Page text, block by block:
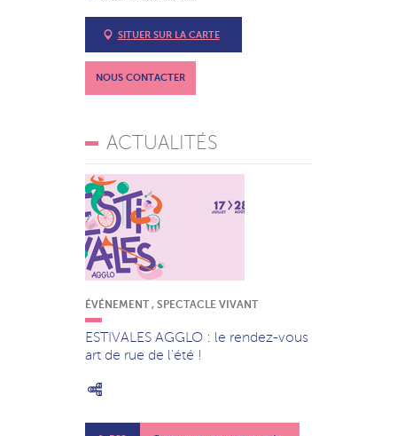
SITUER SUR LA CARTE
NOUS CONTACTER
ACTUALITÉS
ÉVÉNEMENT , SPECTACLE VIVANT
ESTIVALES AGGLO : le rendez-vous
art de rue de l'été !